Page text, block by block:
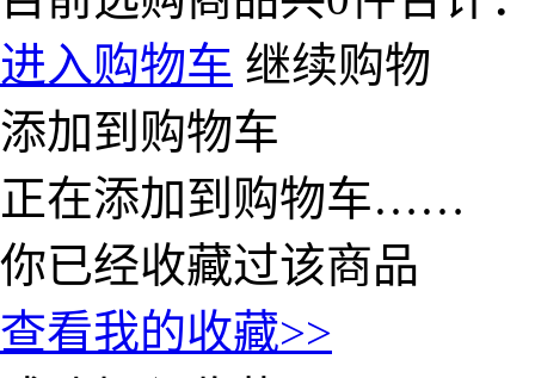
进入购物车 继续购物
添加到购物车
正在添加到购物车……
你已经收藏过该商品
查看我的收藏>>